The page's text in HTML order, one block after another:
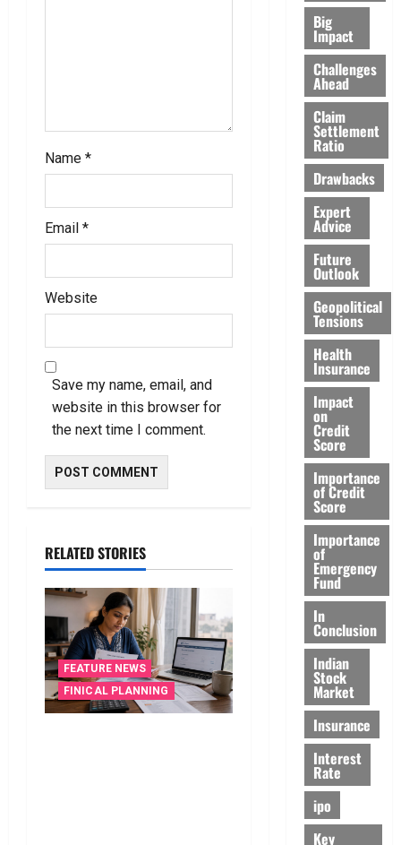
Name *
Email *
Website
Save my name, email, and
website in this browser for
the next time I comment.
RELATED STORIES
FEATURE NEWS
FINICAL PLANNING
Big
Impact
Challenges
Ahead
Claim
Settlement
Ratio
Drawbacks
Expert
Advice
Future
Outlook
Geopolitical
Tensions
Health
Insurance
Impact
on
Credit
Score
Importance
of Credit
Score
Importance
of
Emergency
Fund
In
Conclusion
Indian
Stock
Market
Insurance
Interest
Rate
ipo
Key